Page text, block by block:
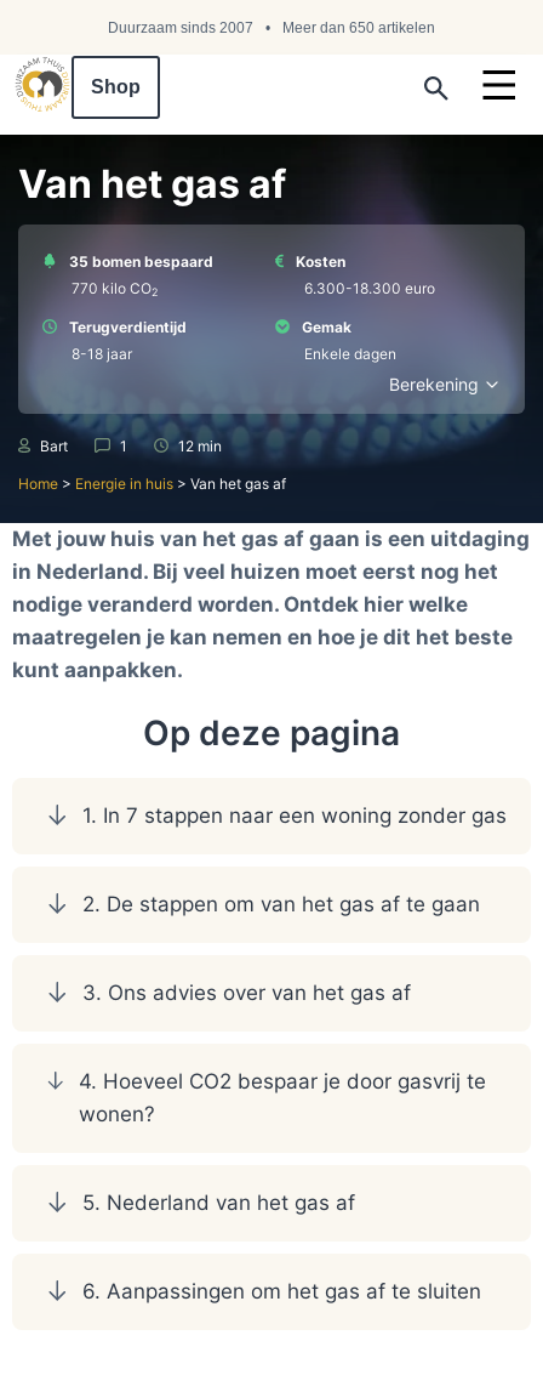
Duurzaam sinds 2007 Meer dan 650 artikelen
Shop
Van het gas af
35 bomen bespaard
770 kilo СО2
Kosten
6.300-18.300 euro
Terugverdientijd
8-18 jaar
Gemak
Enkele dagen
Berekening
Bart 1 12 min
Home > Energie in huis > Van het gas af
Met jouw huis van het gas af gaan is een uitdaging
in Nederland. Bij veel huizen moet eerst nog het
nodige veranderd worden. Ontdek hier welke
maatregelen je kan nemen en hoe je dit het beste
kunt aanpakken.
Op deze pagina
1. In 7 stappen naar een woning zonder gas
2. De stappen om van het gas af te gaan
3. Ons advies over van het gas af
4. Hoeveel CO2 bespaar je door gasvrij te
wonen?
5. Nederland van het gas af
6. Aanpassingen om het gas af te sluiten